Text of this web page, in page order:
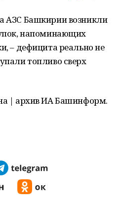
АЗС Башкирии возникли
напоминающих
– дефицита реально не
топливо сверх
| архив ИА Башинформ.